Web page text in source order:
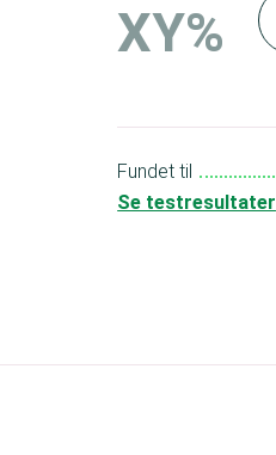
XY%
Fundet til
Se testresultater